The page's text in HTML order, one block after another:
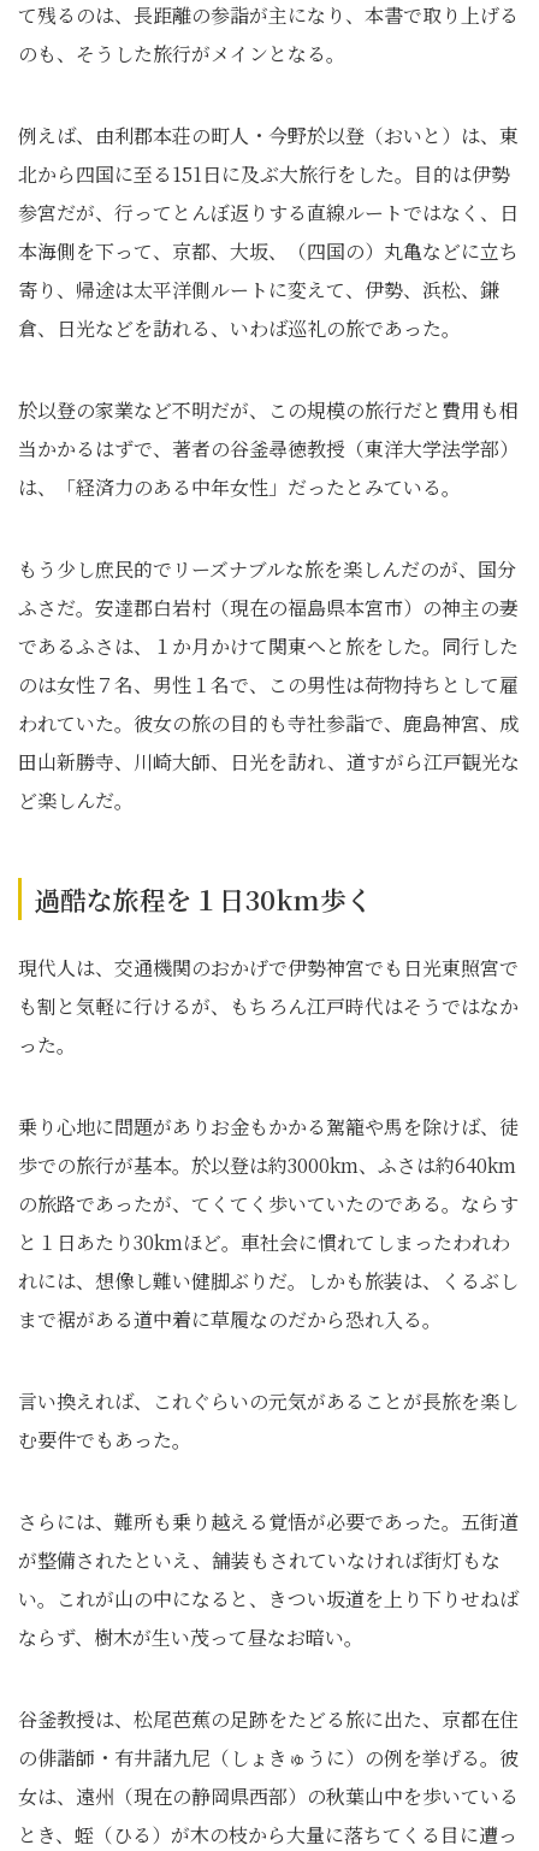
て残るのは、長距離の参詣が主になり、本書で取り上げる
のも、そうした旅行がメインとなる。
例えば、由利郡本荘の町人・今野於以登（おいと）は、東
北から四国に至る151日に及ぶ大旅行をした。目的は伊勢
参宮だが、行ってとんぼ返りする直線ルートではなく、日
本海側を下って、京都、大坂、（四国の）丸亀などに立ち
寄り、帰途は太平洋側ルートに変えて、伊勢、浜松、鎌
倉、日光などを訪れる、いわば巡礼の旅であった。
於以登の家業など不明だが、この規模の旅行だと費用も相
当かかるはずで、著者の谷釜尋徳教授（東洋大学法学部）
は、「経済力のある中年女性」だったとみている。
もう少し庶民的でリーズナブルな旅を楽しんだのが、国分
ふさだ。安達郡白岩村（現在の福島県本宮市）の神主の妻
であるふさは、１か月かけて関東へと旅をした。同行した
のは女性７名、男性１名で、この男性は荷物持ちとして雇
われていた。彼女の旅の目的も寺社参詣で、鹿島神宮、成
田山新勝寺、川崎大師、日光を訪れ、道すがら江戸観光な
ど楽しんだ。
過酷な旅程を１日30km歩く
現代人は、交通機関のおかげで伊勢神宮でも日光東照宮で
も割と気軽に行けるが、もちろん江戸時代はそうではなか
った。
乗り心地に問題がありお金もかかる駕籠や馬を除けば、徒
歩での旅行が基本。於以登は約3000km、ふさは約640km
の旅路であったが、てくてく歩いていたのである。ならす
と１日あたり30kmほど。車社会に慣れてしまったわれわ
れには、想像し難い健脚ぶりだ。しかも旅装は、くるぶし
まで裾がある道中着に草履なのだから恐れ入る。
言い換えれば、これぐらいの元気があることが長旅を楽し
む要件でもあった。
さらには、難所も乗り越える覚悟が必要であった。五街道
が整備されたといえ、舗装もされていなければ街灯もな
い。これが山の中になると、きつい坂道を上り下りせねば
ならず、樹木が生い茂って昼なお暗い。
谷釜教授は、松尾芭蕉の足跡をたどる旅に出た、京都在住
の俳諧師・有井諸九尼（しょきゅうに）の例を挙げる。彼
女は、遠州（現在の静岡県西部）の秋葉山中を歩いている
とき、蛭（ひる）が木の枝から大量に落ちてくる目に遭っ